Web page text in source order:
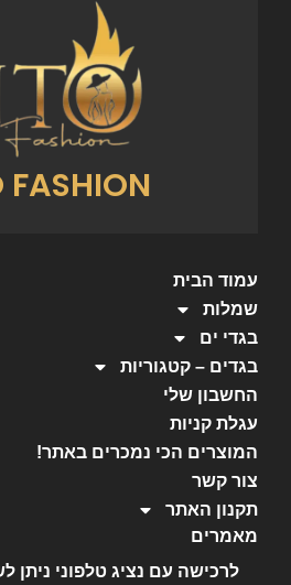
FASHION
עמוד הבית
שמלות
בגדי ים
בגדים – קטגוריות
החשבון שלי
עגלת קניות
המוצרים הכי נמכרים באתר!
צור קשר
תקנון האתר
מאמרים
לרכישה עם נציג טלפוני ניתן